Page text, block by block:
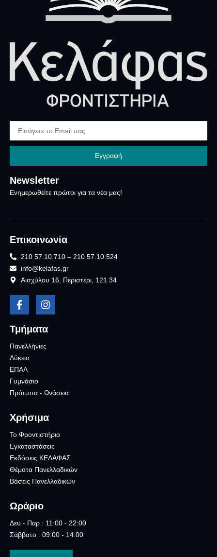
Newsletter
Ενημερωθείτε πρώτοι για τα νέα μας!
Εγγραφή
Επικοινωνία
210 57.10.710 – 210 57.10.524
info@kelafas.gr
Αισχύλου 16, Περιστέρι, 121 34
Τμήματα
Πανελλήνιες
Λύκειο
ΕΠΑΛ
Γυμνάσιο
Πρότυπα - Ωνάσεια
Χρήσιμα
Το Φροντιστήριο
Εγκαταστάσεις
Εκδόσεις ΚΕΛΑΦΑΣ
Θέματα Πανελλαδικών
Βάσεις Πανελλαδικών
Ωράριο
Δευ - Παρ : 11:00 - 22:00
Σάββατο : 09:00 - 14:00